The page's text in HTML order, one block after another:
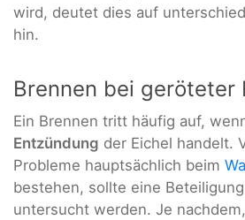
wird, deutet dies auf
hin.
Brennen bei geröteter
Ein Brennen tritt häufig auf,
Entzündung der Eichel handelt.
Probleme hauptsächlich beim
bestehen, sollte eine
untersucht werden. Je